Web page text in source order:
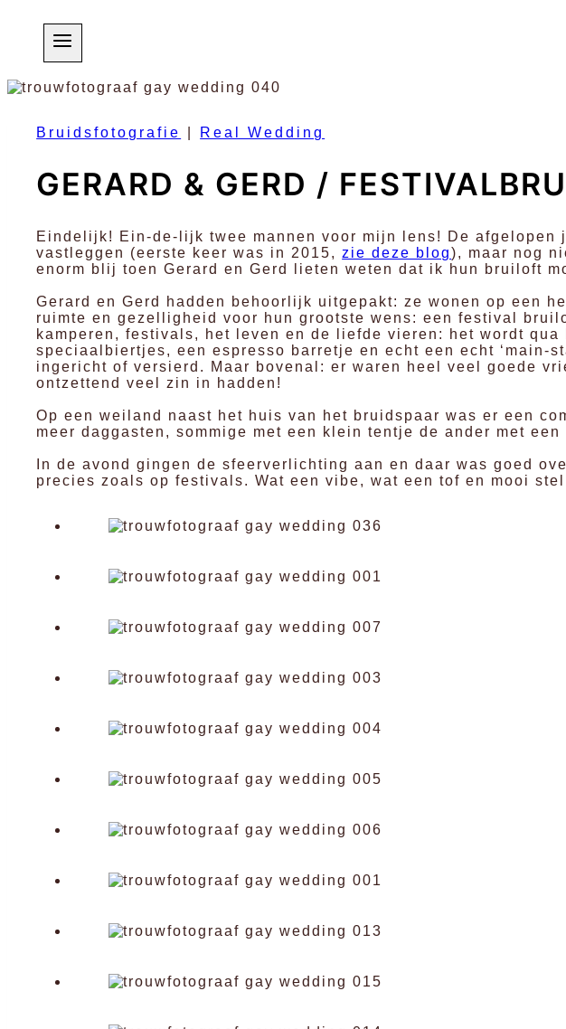
inhoud
Bruidsfotografie Real Wedding
GERARD & GERD /
Eindelijk! Ein-de-lijk twee mannen voor mijn lens! De
vastleggen (eerste keer was in 2015,zie deze blog), maar nog
enorm blij toen Gerard en Gerd lieten weten dat ik hun bruiloft
Gerard en Gerd hadden behoorlijk uitgepakt: ze wonen op een
ruimte en gezelligheid voor hun grootste wens: een festival
kamperen, festivals, het leven en de liefde vieren: het wordt
speciaalbiertjes, een espresso barretje en echt een echt ‘main-
ingericht of versierd. Maar bovenal: er waren heel veel goede
ontzettend veel zin in hadden!
Op een weiland naast het huis van het bruidspaar was er een
meer daggasten, sommige met een klein tentje de ander met een
In de avond gingen de sfeerverlichting aan en daar was goed
precies zoals op festivals. Wat een vibe, wat een tof en mooi